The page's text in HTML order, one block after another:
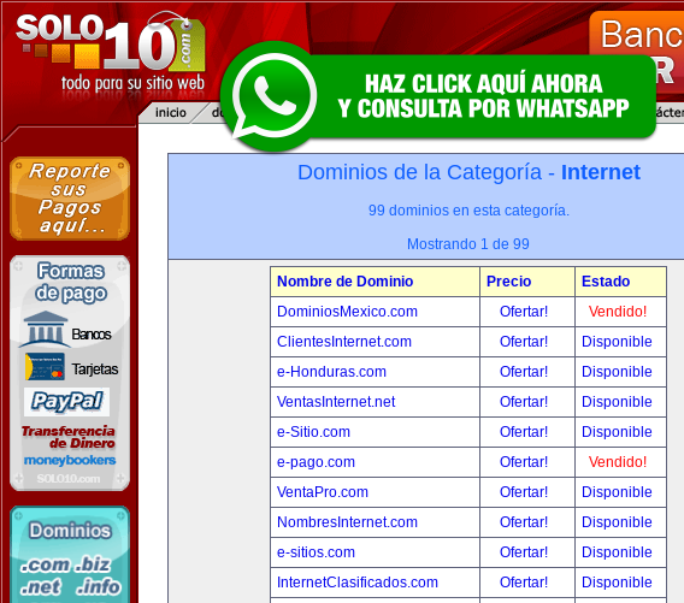
Dominios de la Categoría - Internet
99 dominios en esta categoría.
Mostrando 1 de 99
Nombre de Dominio Precio
Estado
DominiosMexico.com
Ofertar!
Vendido!
ClientesInternet.com
Ofertar!
Disponible
e-Honduras.com
Ofertar!
Disponible
VentasInternet.net
Ofertar!
Disponible
e-Sitio.com
Ofertar!
Disponible
e-pago.com
Ofertar!
Vendido!
VentaPro.com
Ofertar!
Disponible
NombresInternet.com
Ofertar!
Disponible
e-sitios.com
Ofertar!
Disponible
InternetClasificados.com
Ofertar!
Disponible